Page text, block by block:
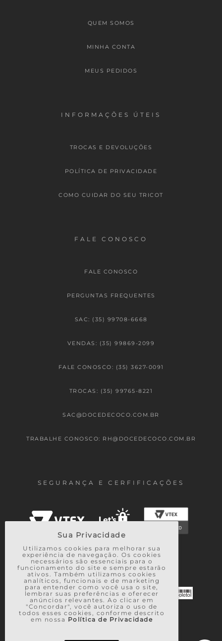
Sua Privacidade
Utilizamos cookies para melhorar sua
experiência de navegação. Os cookies
necessários são essenciais para o
funcionamento do site e sempre estarão
ativos. Também utilizamos cookies
analíticos, funcionais e de marketing
para entender como você usa o site,
lembrar suas preferências e oferecer
anúncios relevantes. Ao clicar em
"Concordar", você autoriza o uso de
todos esses cookies, conforme descrito
em nossa Política de Privacidade
QUEM SOMOS
MINHA CONTA
MEUS PEDIDOS
INFORMAÇÕES ÚTEIS
TROCAS E DEVOLUÇÕES
POLÍTICA DE PRIVACIDADE
COMO CUIDAR DO SEU TRICOT
FALE CONOSCO
FALE CONOSCO
PERGUNTAS FREQUENTES
SAC: (35) 99708-6668
VENDAS: (35) 99869-2099
FALE CONOSCO: (35) 3627-0091
TROCAS: (35) 99765-8221
SAC@DOCEDECOCO.COM.BR
TRABALHE CONOSCO: RH@DOCEDECOCO.COM.BR
SEGURANÇA E CERFIFICAÇÕES
FORMAS DE PAGAMENTO